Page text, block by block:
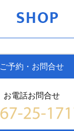
ご予約・お問合せ
お電話お問合せ